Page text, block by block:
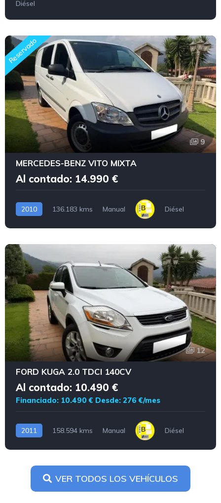
Diésel
Reservado
9
MERCEDES-BENZ VITO MIXTA
Al contado: 14.990 €
2010 136.183 kms Manual Diésel
12
FORD KUGA 2.0 TDCI 140CV
Al contado: 10.490 €
Financiado: 10.490 € Desde: 276 €/mes
2011 158.594 kms Manual Diésel
VER TODOS LOS VEHÍCULOS